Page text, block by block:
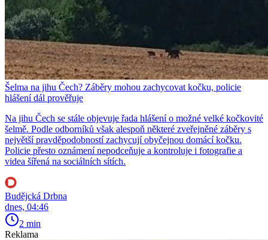
Šelma na jihu Čech? Záběry mohou zachycovat kočku, policie
hlášení dál prověřuje
Na jihu Čech se stále objevuje řada hlášení o možné velké kočkovité
šelmě. Podle odborníků však alespoň některé zveřejněné záběry s
největší pravděpodobností zachycují obyčejnou domácí kočku.
Policie přesto oznámení nepodceňuje a kontroluje i fotografie a
videa šířená na sociálních sítích.
Budějcká Drbna
dnes, 04:46
2 min
Reklama